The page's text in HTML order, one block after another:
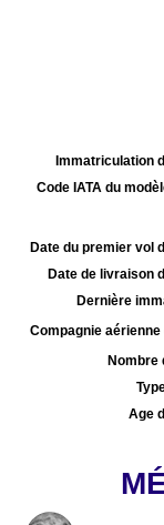
Immatriculation
Code IATA du
Date du premier vol
Date de livraison
Dernière
Compagnie
Nombre
Age